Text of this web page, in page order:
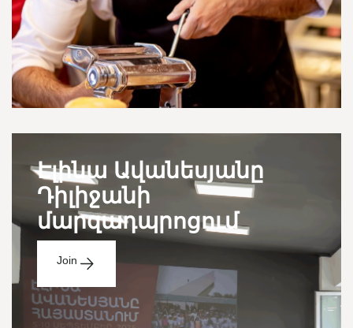
Էլինա Ավանեսյանը
Դիլիջանի
մարզադպրոցում
Join